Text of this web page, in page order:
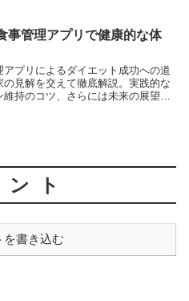
事管理アプリで健康的な体
プリによるダイエット成功への道
見解を交えて徹底解説。実践的な
持のコツ、さらには未来の展望ま
ント
を書き込む